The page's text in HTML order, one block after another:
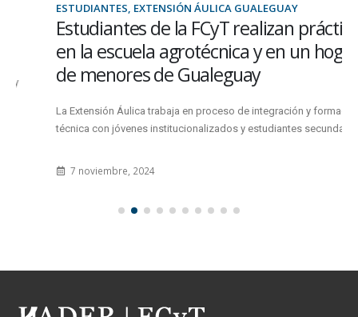
ESTUDIANTES, EXTENSIÓN ÁULICA GUALEGUAY
Estudiantes de la FCyT realizan prácticas
en la escuela agrotécnica y en un hogar
de menores de Gualeguay
La Extensión Áulica trabaja en proceso de integración y formación
técnica con jóvenes institucionalizados y estudiantes secundarios.
7 noviembre, 2024